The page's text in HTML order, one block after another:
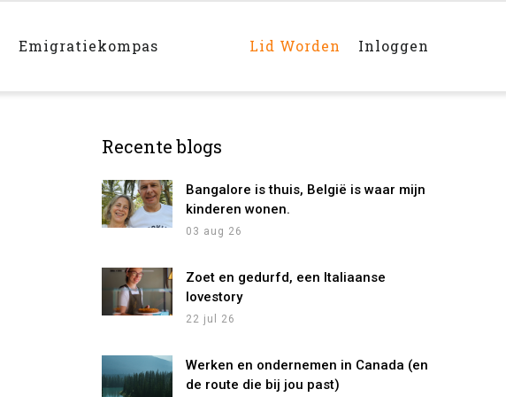
Emigratiekompas
Main
rechts
Lid Worden Inloggen
Recente blogs
Bangalore is thuis, België is waar mijn
kinderen wonen.
03 aug 26
Zoet en gedurfd, een Italiaanse
lovestory
22 jul 26
Werken en ondernemen in Canada (en
de route die bij jou past)